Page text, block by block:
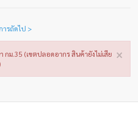
ารถัดไป >
×
กม.35 (เขตปลอดอากร สินค้ายังไม่เสีย